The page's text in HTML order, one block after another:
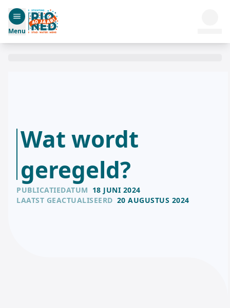
Menu
Wat wordt
geregeld?
PUBLICATIEDATUM 18 JUNI 2024
LAATST GEACTUALISEERD 20 AUGUSTUS 2024